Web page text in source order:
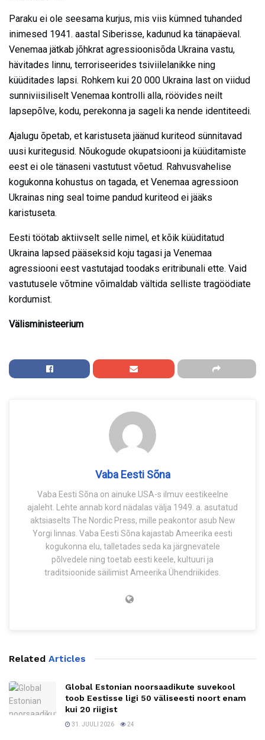
Paraku ei ole seesama kurjus, mis viis kümned tuhanded
inimesed 1941. aastal Siberisse, kadunud ka tänapäeval.
Venemaa jätkab jõhkrat agressioonisõda Ukraina vastu,
hävitades linnu, terroriseerides tsiviilelanikke ning
küüditades lapsi. Rohkem kui 20 000 Ukraina last on viidud
sunniviisiliselt Venemaa kontrolli alla, röövides neilt
lapsepõlve, kodu, perekonna ja sageli ka nende identiteedi.
Ajalugu õpetab, et karistuseta jäänud kuriteod sünnitavad
uusi kuritegusid. Nõukogude okupatsiooni ja küüditamiste
eest ei ole tänaseni vastutust võetud. Rahvusvahelise
kogukonna kohustus on tagada, et Venemaa agressioon
Ukrainas ning seal toime pandud kuriteod ei jääks
karistuseta.
Eesti töötab aktiivselt selle nimel, et kõik küüditatud
Ukraina lapsed pääseksid koju tagasi ja Venemaa
agressiooni eest vastutajad toodaks eritribunali ette. Vaid
vastutusele võtmine võimaldab vältida selliste tragöödiate
kordumist.
Välisministeerium
Vaba Eesti Sõna
Vaba Eesti Sõna on ainuke USA-s ilmuv eestikeelne
ajaleht. Lehte annab kord nädalas välja 1949. a. asutatud
aktsiaselts The Nordic Press, mille peakontor asub New
Yorgi linnas. Vaba Eesti Sõna kajastab Ameerika eesti
kogukonna elu, talletades seda ka järgnevatele
põlvedele ning toetab eesti keele, kultuuri ja
traditsioonide säilimist Ameerika Ühendriikides.
Related Articles
Global Estonian noorsaadikute suvekool
toob Eestisse ligi 50 väliseesti noort enam
kui 20 riigist
31. JUULI 2026 24